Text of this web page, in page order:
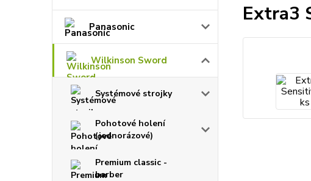
Panasonic
Wilkinson Sword
Systémové strojky
Pohotové holení
(jednorázové)
Premium classic -
barber
Extra3